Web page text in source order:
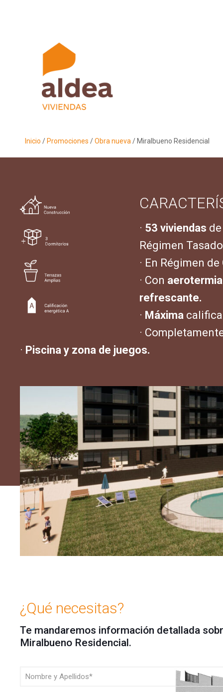
Inicio /Promociones /Obra nueva / Miralbueno Residencial
· 53 viviendas
Régimen
· En Régimen
· Con aerotermia
refrescante.
· Máxima
·
· Piscina y zona de juegos.
¿Qué necesitas?
Te mandaremos información detallada
Miralbueno Residencial.